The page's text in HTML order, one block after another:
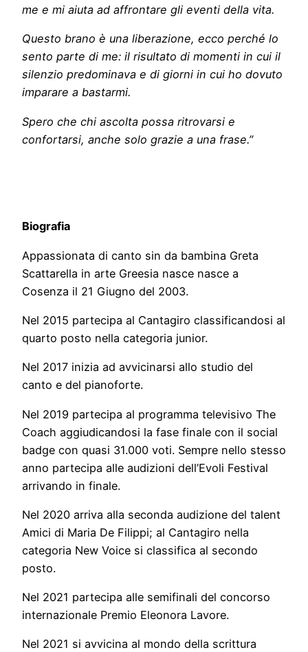
me e mi aiuta ad affrontare gli eventi della vita.
Questo brano è una liberazione, ecco perché lo
sento parte di me: il risultato di momenti in cui il
silenzio predominava e di giorni in cui ho dovuto
imparare a bastarmi.
Spero che chi ascolta possa ritrovarsi e
confortarsi, anche solo grazie a una frase.”
Biografia
Appassionata di canto sin da bambina Greta
Scattarella in arte Greesia nasce nasce a
Cosenza il 21 Giugno del 2003.
Nel 2015 partecipa al Cantagiro classificandosi al
quarto posto nella categoria junior.
Nel 2017 inizia ad avvicinarsi allo studio del
canto e del pianoforte.
Nel 2019 partecipa al programma televisivo The
Coach aggiudicandosi la fase finale con il social
badge con quasi 31.000 voti. Sempre nello stesso
anno partecipa alle audizioni dell’Evoli Festival
arrivando in finale.
Nel 2020 arriva alla seconda audizione del talent
Amici di Maria De Filippi; al Cantagiro nella
categoria New Voice si classifica al secondo
posto.
Nel 2021 partecipa alle semifinali del concorso
internazionale Premio Eleonora Lavore.
Nel 2021 si avvicina al mondo della scrittura